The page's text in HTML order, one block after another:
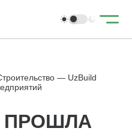
— UzBuild
ПРОШЛА